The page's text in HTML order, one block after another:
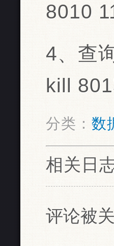
8010
4、查
kill
分类： 数
相关日
评论被